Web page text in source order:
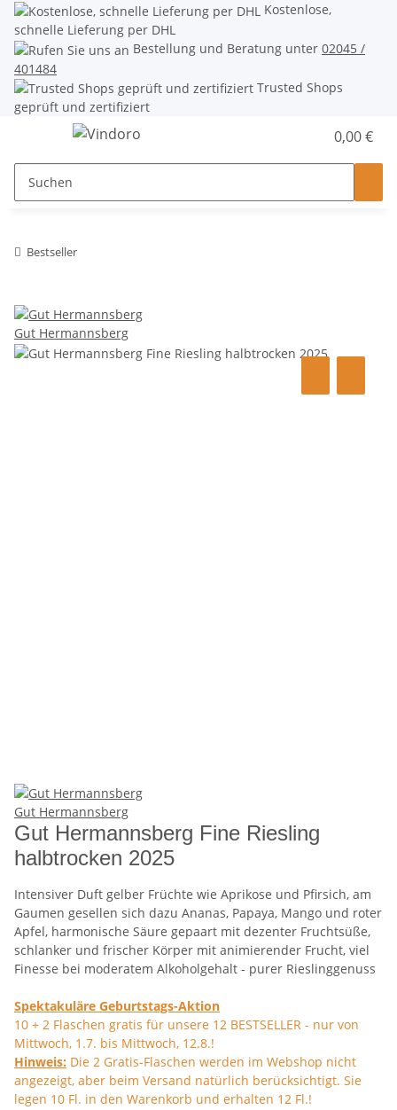
Kostenlose,
schnelle Lieferung per DHL
Bestellung und Beratung unter 02045 /
401484
Trusted Shops
geprüft und zertifiziert
0,00 €
Bestseller
Gut Hermannsberg
Gut Hermannsberg
Gut Hermannsberg Fine Riesling
halbtrocken 2025
Intensiver Duft gelber Früchte wie Aprikose und Pfirsich, am
Gaumen gesellen sich dazu Ananas, Papaya, Mango und roter
Apfel, harmonische Säure gepaart mit dezenter Fruchtsüße,
schlanker und frischer Körper mit animierender Frucht, viel
Finesse bei moderatem Alkoholgehalt - purer Rieslinggenuss
Spektakuläre Geburtstags-Aktion
10 + 2 Flaschen gratis für unsere 12 BESTSELLER - nur von
Mittwoch, 1.7. bis Mittwoch, 12.8.!
Hinweis: Die 2 Gratis-Flaschen werden im Webshop nicht
angezeigt, aber beim Versand natürlich berücksichtigt. Sie
legen 10 Fl. in den Warenkorb und erhalten 12 Fl.!